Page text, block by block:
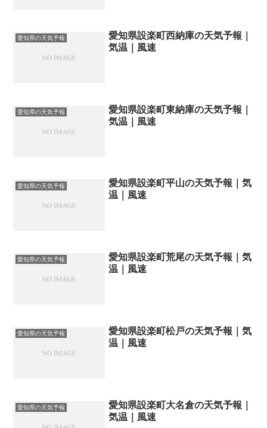
愛知県の天気予報
愛知県設楽町西納庫の天気予報｜
気温｜風速
愛知県の天気予報
愛知県設楽町東納庫の天気予報｜
気温｜風速
愛知県の天気予報
愛知県設楽町平山の天気予報｜気
温｜風速
愛知県の天気予報
愛知県設楽町荒尾の天気予報｜気
温｜風速
愛知県の天気予報
愛知県設楽町松戸の天気予報｜気
温｜風速
愛知県の天気予報
愛知県設楽町大名倉の天気予報｜
気温｜風速